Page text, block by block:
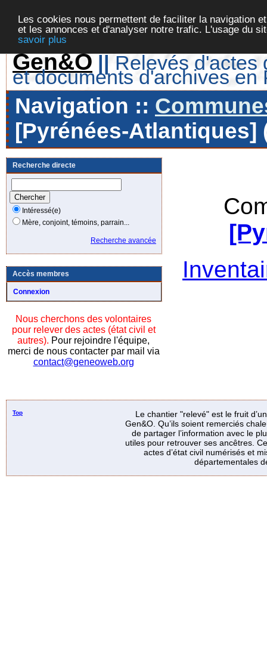
Les cookies nous permettent de faciliter la navigation
et les annonces et d'analyser notre trafic. L'usage du
savoir plus
Gen&O || Relevés d'actes
et documents d'archives en
Navigation ::
[Pyrénées-Atlantiques]
Recherche directe
Intéressé(e)
Mère, conjoint, témoins, parrain...
Recherche avancée
Accès membres
Connexion
Nous cherchons des volontaires
pour relever des actes (état civil et
autres). Pour rejoindre l'équipe,
merci de nous contacter par mail via
contact@geneoweb.org
Top
Le chantier "relevé" est le fruit
Gen&O. Qu’ils soient remerciés
de partager l’information avec le
utiles pour retrouver ses ancêtres.
actes d’état civil numérisés et
départementales